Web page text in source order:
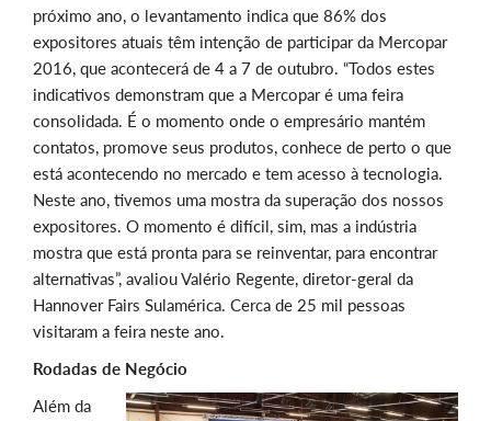
próximo ano, o levantamento indica que 86% dos
expositores atuais têm intenção de participar da Mercopar
2016, que acontecerá de 4 a 7 de outubro. “Todos estes
indicativos demonstram que a Mercopar é uma feira
consolidada. É o momento onde o empresário mantém
contatos, promove seus produtos, conhece de perto o que
está acontecendo no mercado e tem acesso à tecnologia.
Neste ano, tivemos uma mostra da superação dos nossos
expositores. O momento é difícil, sim, mas a indústria
mostra que está pronta para se reinventar, para encontrar
alternativas”, avaliou Valério Regente, diretor-geral da
Hannover Fairs Sulamérica. Cerca de 25 mil pessoas
visitaram a feira neste ano.
Rodadas de Negócio
Além da